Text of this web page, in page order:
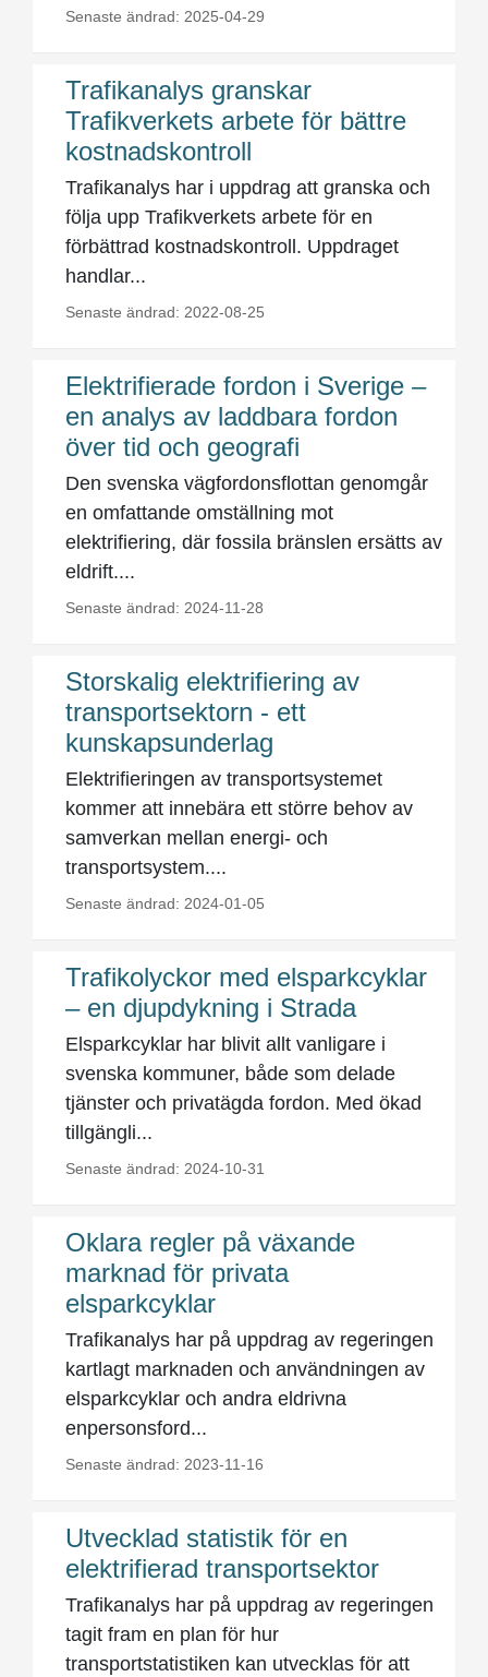
Senaste ändrad: 2025-04-29
Trafikanalys granskar
Trafikverkets arbete för bättre
kostnadskontroll
Trafikanalys har i uppdrag att granska och
följa upp Trafikverkets arbete för en
förbättrad kostnadskontroll. Uppdraget
handlar...
Senaste ändrad: 2022-08-25
Elektrifierade fordon i Sverige –
en analys av laddbara fordon
över tid och geografi
Den svenska vägfordonsflottan genomgår
en omfattande omställning mot
elektrifiering, där fossila bränslen ersätts av
eldrift....
Senaste ändrad: 2024-11-28
Storskalig elektrifiering av
transportsektorn - ett
kunskapsunderlag
Elektrifieringen av transportsystemet
kommer att innebära ett större behov av
samverkan mellan energi- och
transportsystem....
Senaste ändrad: 2024-01-05
Trafikolyckor med elsparkcyklar
– en djupdykning i Strada
Elsparkcyklar har blivit allt vanligare i
svenska kommuner, både som delade
tjänster och privatägda fordon. Med ökad
tillgängli...
Senaste ändrad: 2024-10-31
Oklara regler på växande
marknad för privata
elsparkcyklar
Trafikanalys har på uppdrag av regeringen
kartlagt marknaden och användningen av
elsparkcyklar och andra eldrivna
enpersonsford...
Senaste ändrad: 2023-11-16
Utvecklad statistik för en
elektrifierad transportsektor
Trafikanalys har på uppdrag av regeringen
tagit fram en plan för hur
transportstatistiken kan utvecklas för att